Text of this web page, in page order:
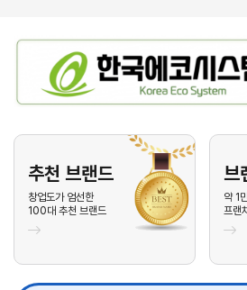
26.08.05 박** 010-****-2***
26.08.05 010-****-7***
26.08.05 김** 010-****-2***
26.08.05 010-****-7***
26.08.05 기** 010-****-7***
010-****-1***
26.08.04 이** 010-****-1***
추천 브랜드
창업도가 엄선한
100대 추천 브랜드
브
약 1
프랜